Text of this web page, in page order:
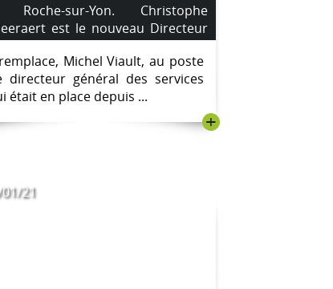
Roche-sur-Yon. Christophe
est le nouveau Directeur
des services de la Ville et de
Michel Viault, au poste
directeur général des services
était en place depuis ...
+
21